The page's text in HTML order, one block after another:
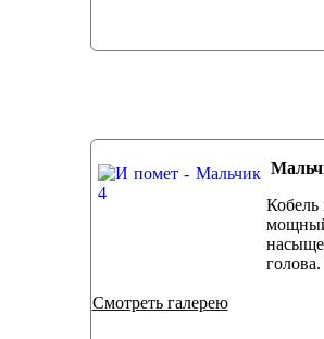
Кобель
Смотреть галерею